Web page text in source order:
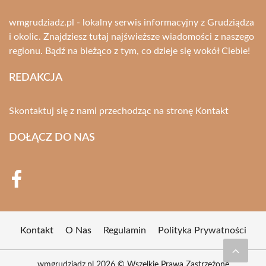
wmgrudziadz.pl - lokalny serwis informacyjny z Grudziądza
i okolic. Znajdziesz tutaj najświeższe wiadomości z naszego
regionu. Bądź na bieżąco z tym, co dzieje się wokół Ciebie!
REDAKCJA
Skontaktuj się z nami przechodząc na stronę Kontakt
DOŁĄCZ DO NAS
Kontakt O Nas Regulamin Polityka Prywatności